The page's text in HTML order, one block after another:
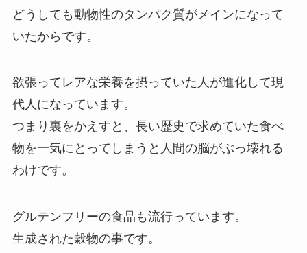
どうしても動物性のタンパク質がメインになって
いたからです。
欲張ってレアな栄養を摂っていた人が進化して現
代人になっています。
つまり裏をかえすと、長い歴史で求めていた食べ
物を一気にとってしまうと人間の脳がぶっ壊れる
わけです。
グルテンフリーの食品も流行っています。
生成された穀物の事です。